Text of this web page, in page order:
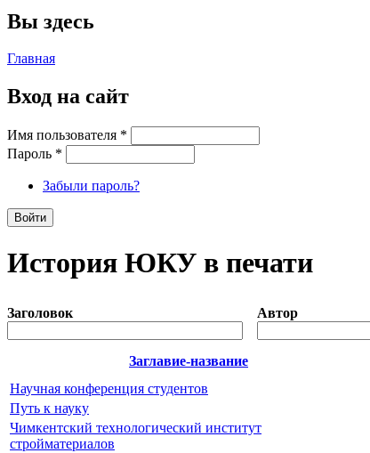
Вы здесь
Главная
Вход на сайт
Имя пользователя *
Пароль *
Забыли пароль?
История ЮКУ в печати
Заголовок Автор
Заглавие-название
Научная конференция студентов
Путь к науку
Чимкентский технологический институт
стройматериалов